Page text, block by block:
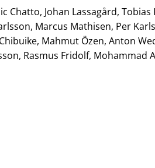
Chatto, Johan Lassagård, Tobias
Marcus Mathisen, Per
Mahmut Özen, Anton
Rasmus Fridolf, Mohammad